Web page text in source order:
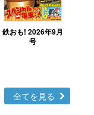
鉄おも! 2026年9月
号
全てを見る